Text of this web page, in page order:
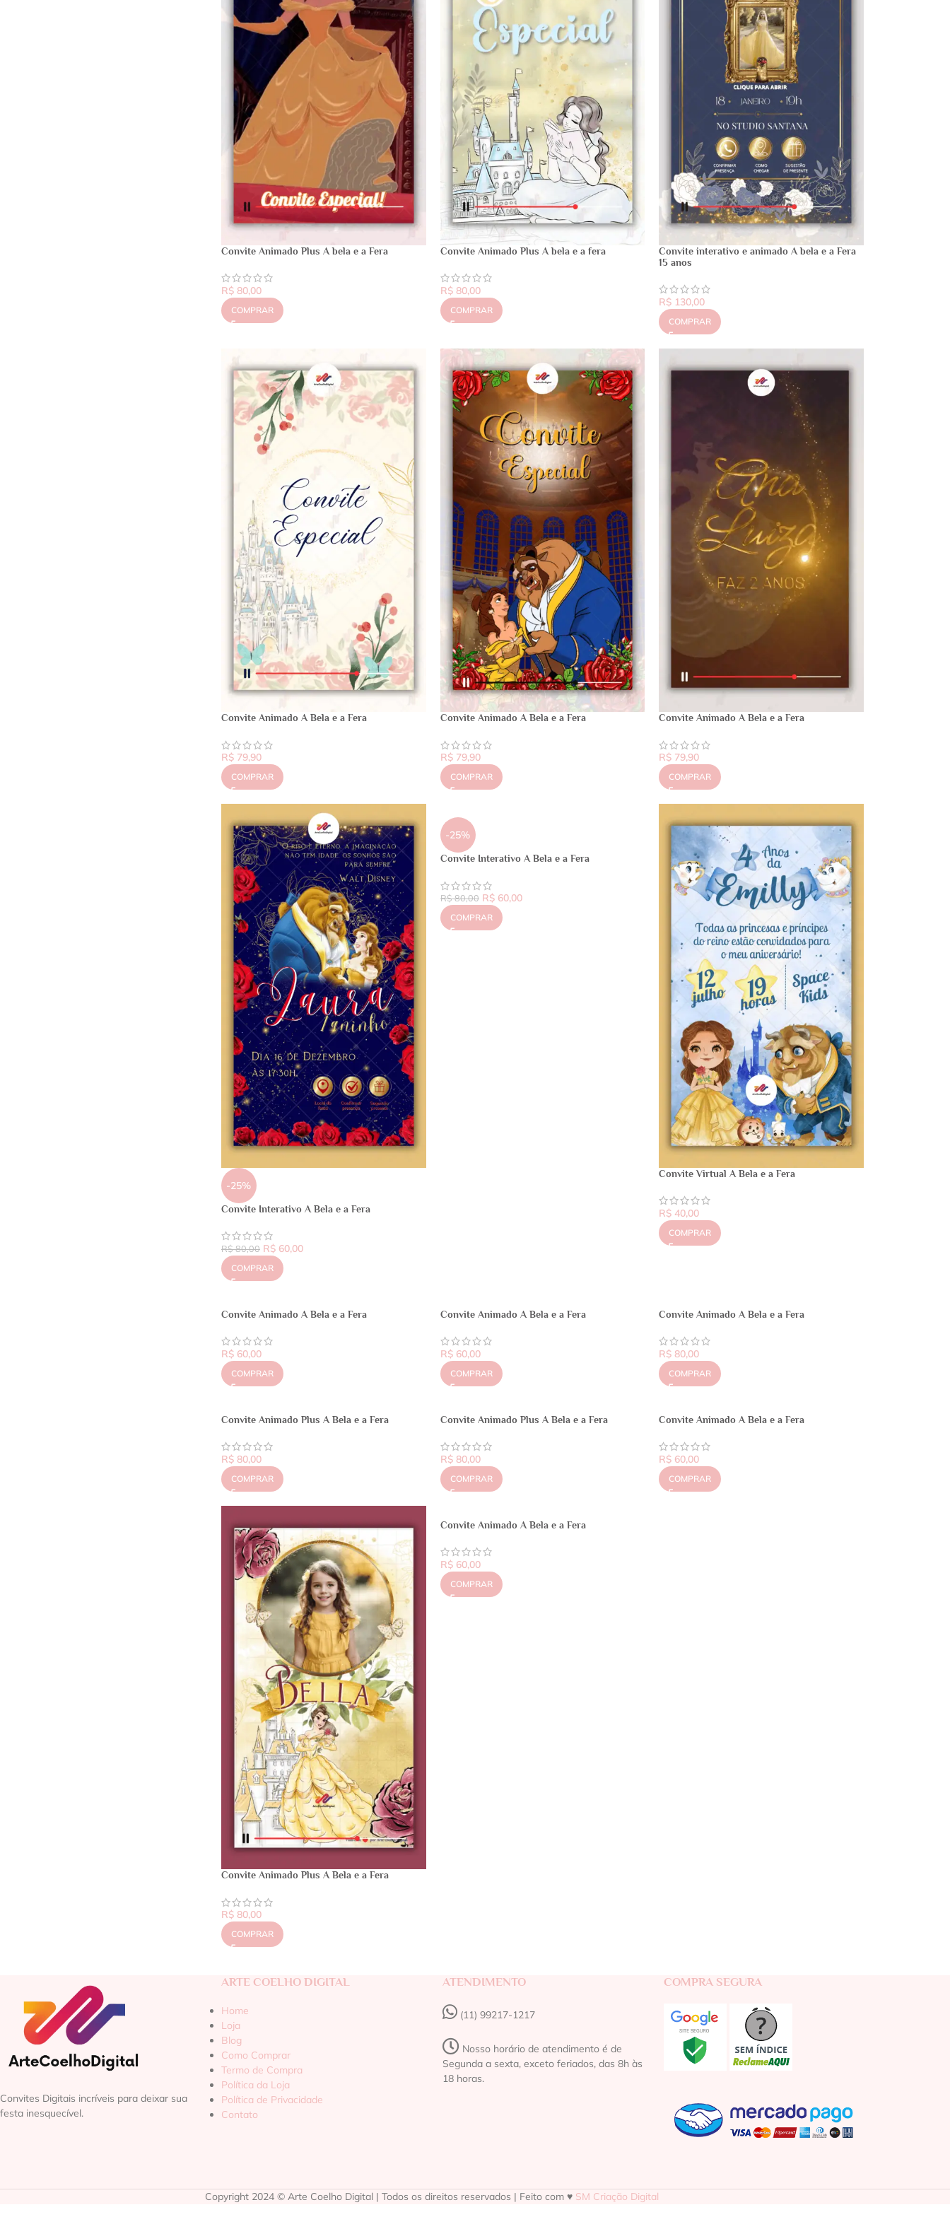
Convite Animado Plus A bela e a Fera
R$80,00
COMPRAR
Convite Animado Plus A bela e a fera
R$80,00
COMPRAR
Convite interativo e animado A bela e a Fera
15 anos
R$ 130,00
COMPRAR
Convite Animado A Bela e a Fera
R$79,90
COMPRAR
Convite Animado A Bela e a Fera
R$79,90
COMPRAR
Convite Animado A Bela e a Fera
R$ 79,90
COMPRAR
-25%
Convite Interativo A Bela e a Fera
R$80,00 R$60,00
COMPRAR
-25%
Convite Interativo A Bela e a Fera
R$80,00 R$60,00
COMPRAR
Convite Virtual A Bela e a Fera
R$ 40,00
COMPRAR
Convite Animado A Bela e a Fera
R$60,00
COMPRAR
Convite Animado A Bela e a Fera
R$60,00
COMPRAR
Convite Animado A Bela e a Fera
R$ 80,00
COMPRAR
Convite Animado Plus A Bela e a Fera
R$80,00
COMPRAR
Convite Animado Plus A Bela e a Fera
R$80,00
COMPRAR
Convite Animado A Bela e a Fera
R$ 60,00
COMPRAR
Convite Animado Plus A Bela e a Fera
R$80,00
COMPRAR
Convite Animado A Bela e a Fera
R$60,00
COMPRAR
Convites Digitais incríveis para deixar sua
festa inesquecível.
ARTE COELHO DIGITAL
Home
Loja
Blog
Como Comprar
Termo de Compra
Política da Loja
Política de Privacidade
Contato
ATENDIMENTO
(11) 99217-1217‬
Nosso horário de atendimento é de
Segunda a sexta, exceto feriados, das 8h às
18 horas.
COMPRA SEGURA
Copyright 2024 © Arte Coelho Digital | Todos os direitos reservados | Feito com ♥ SM Criação Digital